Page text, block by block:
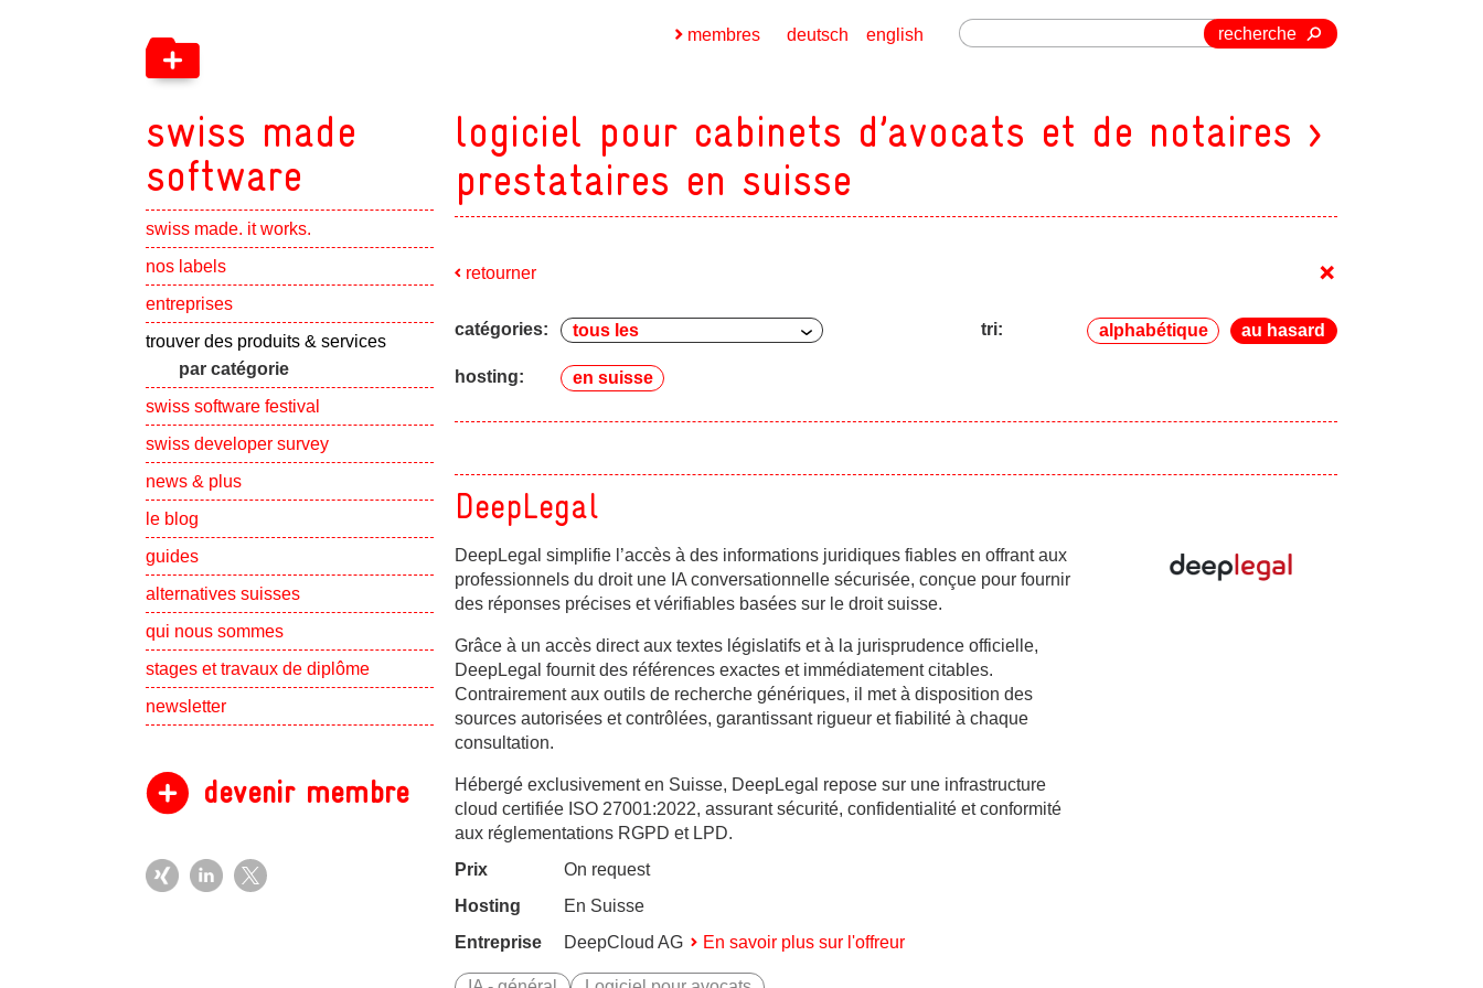
swiss made
software
swiss made. it works.
nos labels
entreprises
trouver des produits & services Show subpages
par catégorie
swiss software festival
swiss developer survey
news & plus Show subpages
le blog
guides
alternatives suisses
qui nous sommes
stages et travaux de diplôme Show subpages
newsletter
devenir membre
recherche
english
deutsch
membres
logiciel pour cabinets d’avocats et de notaires >
prestataires en suisse
retourner +
catégories: tri: alphabétique au hasard
hosting: en suisse
DeepLegal
DeepLegal simplifie l’accès à des informations juridiques fiables en offrant aux
professionnels du droit une IA conversationnelle sécurisée, conçue pour fournir
des réponses précises et vérifiables basées sur le droit suisse.
Grâce à un accès direct aux textes législatifs et à la jurisprudence officielle,
DeepLegal fournit des références exactes et immédiatement citables.
Contrairement aux outils de recherche génériques, il met à disposition des
sources autorisées et contrôlées, garantissant rigueur et fiabilité à chaque
consultation.
Hébergé exclusivement en Suisse, DeepLegal repose sur une infrastructure
cloud certifiée ISO 27001:2022, assurant sécurité, confidentialité et conformité
aux réglementations RGPD et LPD.
Prix
On request
Hosting
En Suisse
Entreprise
DeepCloud AG En savoir plus sur l'offreur